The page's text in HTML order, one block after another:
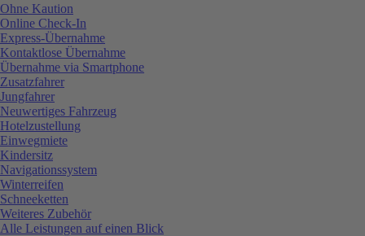
Ohne Kaution
Online Check-In
Express-Übernahme
Kontaktlose Übernahme
Übernahme via Smartphone
Zusatzfahrer
Jungfahrer
Neuwertiges Fahrzeug
Hotelzustellung
Einwegmiete
Kindersitz
Navigationssystem
Winterreifen
Schneeketten
Weiteres Zubehör
Alle Leistungen auf einen Blick